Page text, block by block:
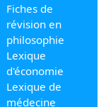
Fiches de
révision en
philosophie
Lexique
d'économie
Lexique de
médecine